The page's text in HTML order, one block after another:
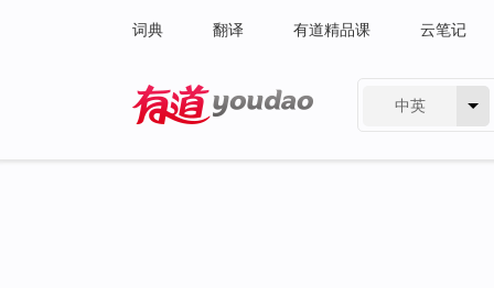
词典 翻译 有道精品课 云笔记
中英